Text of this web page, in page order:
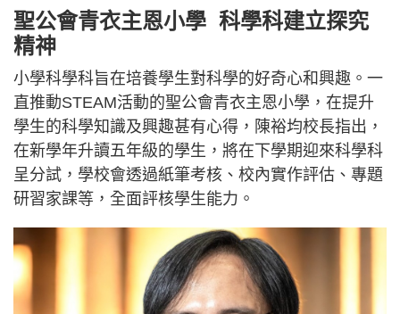
聖公會青衣主恩小學 科學科建立探究
精神
小學科學科旨在培養學生對科學的好奇心和興趣。一
直推動STEAM活動的聖公會青衣主恩小學，在提升
學生的科學知識及興趣甚有心得，陳裕均校長指出，
在新學年升讀五年級的學生，將在下學期迎來科學科
呈分試，學校會透過紙筆考核、校內實作評估、專題
研習家課等，全面評核學生能力。